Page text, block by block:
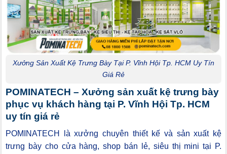
Xưởng Sản Xuất Kệ Trưng Bày Tại P. Vĩnh Hội Tp. HCM Uy Tín
Giá Rẻ
POMINATECH – Xưởng sản xuất kệ trưng bày
phục vụ khách hàng tại P. Vĩnh Hội Tp. HCM
uy tín giá rẻ
POMINATECH là xưởng chuyên thiết kế và sản xuất kệ
trưng bày cho cửa hàng, shop bán lẻ, siêu thị mini tại P.